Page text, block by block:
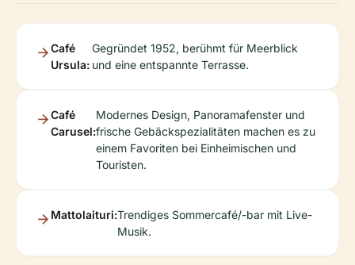
Café
Ursula:
Gegründet 1952, berühmt für Meerblick
und eine entspannte Terrasse.
Café
Carusel:
Modernes Design, Panoramafenster und
frische Gebäckspezialitäten machen es zu
einem Favoriten bei Einheimischen und
Touristen.
Mattolaituri:Trendiges Sommercafé/-bar mit Live-
Musik.